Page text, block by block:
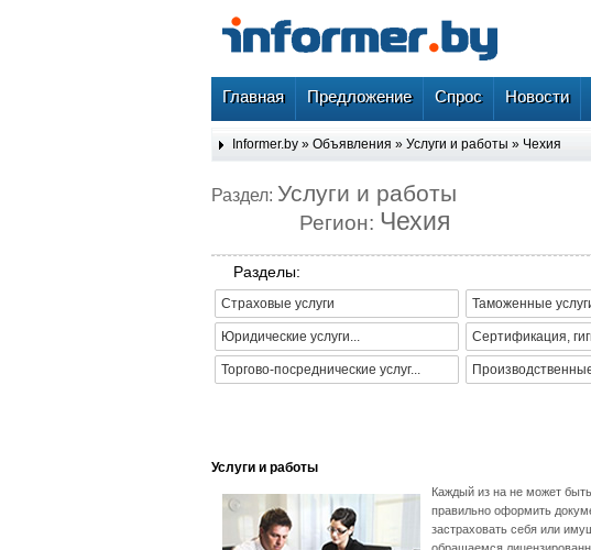
Главная Предложение Спрос Новости
Informer.by » Объявления » Услуги и работы » Чехия
Раздел: Услуги и работы
Регион: Чехия
Разделы:
Страховые услуги Таможенные
Юридические услуги... Сертификация,
Торгово-посреднические услуг...
Услуги и работы
Каждый из на не может
правильно оформить
застраховать себя или